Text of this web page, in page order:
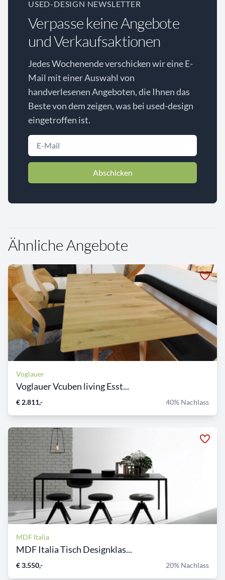
USED-DESIGN NEWSLETTER
Verpasse keine Angebote
und Verkaufsaktionen
Jedes Wochenende verschicken wir eine E-
Mail mit einer Auswahl von
handverlesenen Angeboten, die Ihnen das
Beste von dem zeigen, was bei used-design
eingetroffen ist.
Abschicken
Ähnliche Angebote
Voglauer
Voglauer Vcuben living Esst...
€ 2.811,- 40% Nachlass
MDF Italia
MDF Italia Tisch Designklas...
€ 3.550,- 20% Nachlass